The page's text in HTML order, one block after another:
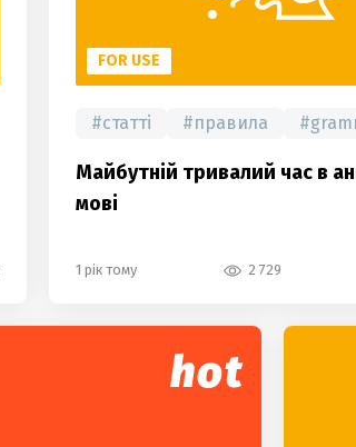
FOR USE
#статті #правила #
Майбутній тривалий час в
мові
1 рік тому 2 729
hot